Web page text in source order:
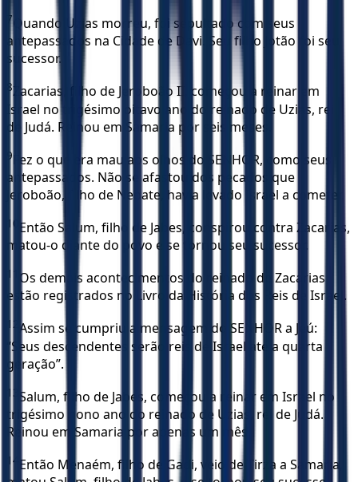
7Quando Uzias morreu, foi sepultado com seus
antepassados na Cidade de Davi. Seu filho Jotão foi seu
sucessor.
8Zacarias, filho de Jeroboão II, começou a reinar em
Israel no trigésimo oitavo ano do reinado de Uzias, rei
de Judá. Reinou em Samaria por seis meses.
9
Fez o que era mau aos olhos do SENHOR, como seus
antepassados. Não se afastou dos pecados que
Jeroboão, filho de Nebate, havia levado Israel a cometer.
10 Então Salum, filho de Jabes, conspirou contra Zacarias,
matou-o diante do povo e se tornou seu sucessor.
11
Os demais acontecimentos do reinado de Zacarias
estão registrados no Livro da História dos Reis de Israel.
12 Assim se cumpriu a mensagem do SENHOR a Jeú:
“Seus descendentes serão reis de Israel até a quarta
geração”.
13 Salum, filho de Jabes, começou a reinar em Israel no
trigésimo nono ano do reinado de Uzias, rei de Judá.
Reinou em Samaria por apenas um mês.
14 Então Menaém, filho de Gadi, veio de Tirza a Samaria,